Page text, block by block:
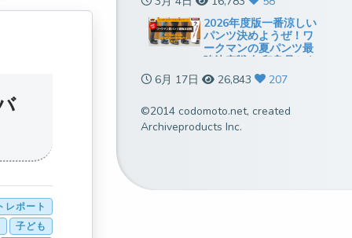
レポート
子ども
2026年度版一番涼しい
パンツ決めようぜ！ワ
ークマンの夏パンツ最
強決定戦[無印良品とも
比較]
6月 17日 26,843 207
©2014 codomoto.net, created
Archiveproducts Inc.